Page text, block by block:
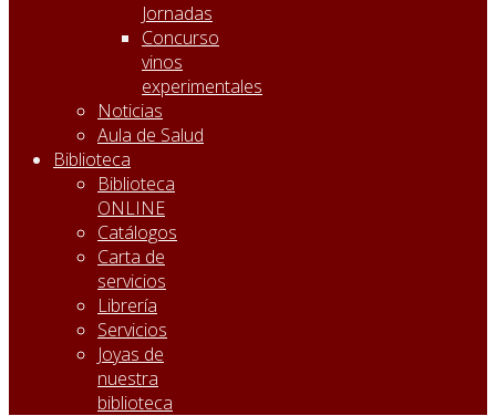
Jornadas
Concurso
vinos
experimentales
Noticias
Aula de Salud
Biblioteca
Biblioteca
ONLINE
Catálogos
Carta de
servicios
Librería
Servicios
Joyas de
nuestra
biblioteca